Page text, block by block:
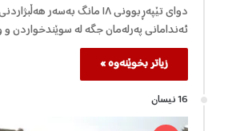
دوای تێپەڕبوونی ١٨ مانگ بەسەر
ئەندامانی پەرلەمان جگە لە سوێندخواردن
زیاتر بخوێنەوە »
16 نیسان